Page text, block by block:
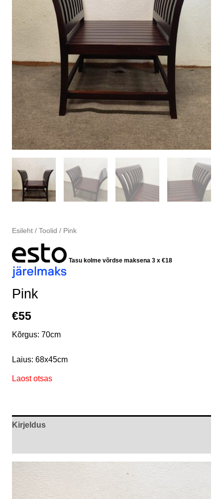
Esileht/ Toolid / Pink
Tasu kolme võrdse maksena 3 x €18
Pink
€55
Kõrgus: 70cm
Laius: 68x45cm
Laost otsas
Kirjeldus